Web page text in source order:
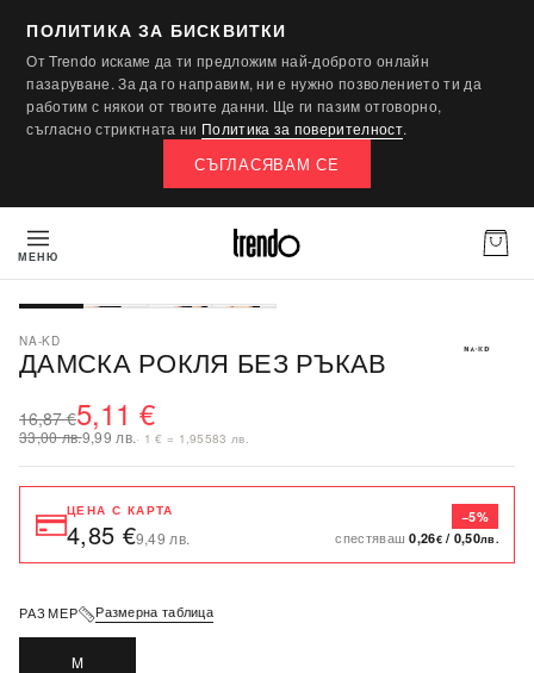
ПОЛИТИКА ЗА БИСКВИТКИ
От Trendo искаме да ти предложим най-доброто онлайн
пазаруване. За да го направим, ни е нужно позволението ти да
работим с някои от твоите данни. Ще ги пазим отговорно,
съгласно стриктната ни Политика за поверителност.
СЪГЛАСЯВАМ СЕ
МЕНЮ
NA-KD
ДАМСКА РОКЛЯ БЕЗ РЪКАВ
16,87 €5,11 €
33,00 лв.9,99 лв.· 1 € = 1,95583 лв.
ЦЕНА С КАРТА
4,85 €9,49 лв.
−5%
спестяваш0,26€/ 0,50лв.
РАЗМЕР Размерна таблица
M